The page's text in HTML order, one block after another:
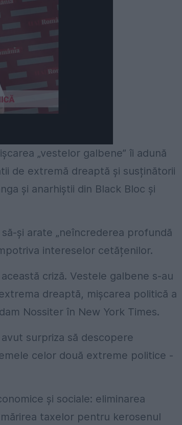
„vestelor galbene” îi adună
de extremă dreaptă și susținătorii
și anarhiștii din Black Bloc și
și arate „neîncrederea profundă
intereselor cetățenilor.
criză. Vestele galbene s-au
dreaptă, mișcarea politică a
Nossiter în New York Times.
surpriza să descopere
celor două extreme politice -
și sociale: eliminarea
taxelor pentru kerosenul